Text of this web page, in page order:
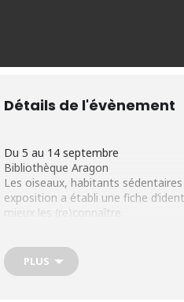
Détails de l'évènement
Du 5 au 14 septembre
Bibliothèque Aragon
Les oiseaux, habitants
exposition a établi une fiche
mieux les (re)connaître.
ENTRÉE GRATUITE À NE PAS
PLUS